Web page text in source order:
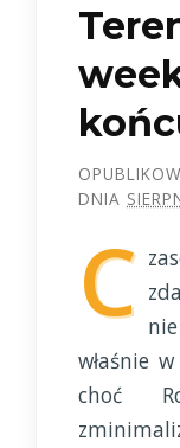
DNIA
C
właśnie
choć